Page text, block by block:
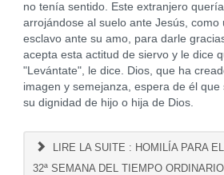
no tenía sentido. Este extranjero
arrojándose al suelo ante Jesús, como
esclavo ante su amo, para darle
acepta esta actitud de siervo y le dice
"Levántate", le dice. Dios, que ha
imagen y semejanza, espera de él
su dignidad de hijo o hija de Dios.
LIRE LA SUITE : HOMILÍA PARA
32ª SEMANA DEL TIEMPO